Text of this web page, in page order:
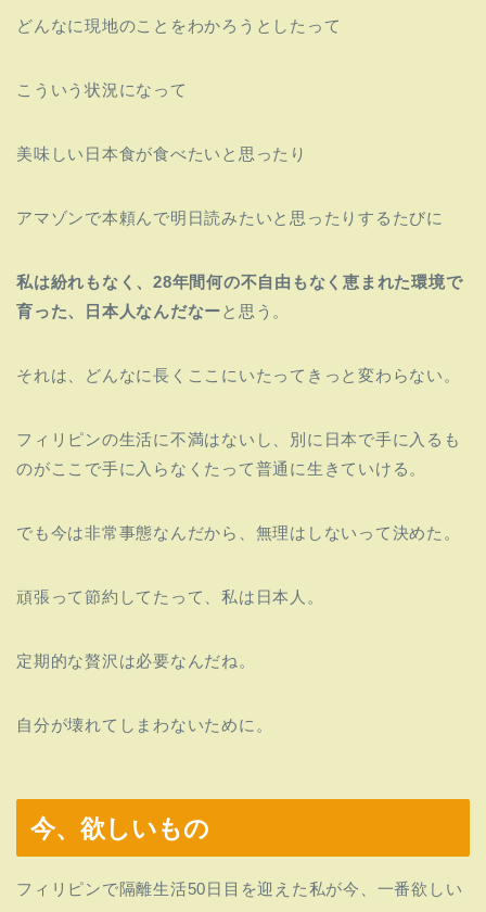
どんなに現地のことをわかろうとしたって
こういう状況になって
美味しい日本食が食べたいと思ったり
アマゾンで本頼んで明日読みたいと思ったりするたびに
私は紛れもなく、28年間何の不自由もなく恵まれた環境で
育った、日本人なんだなーと思う。
それは、どんなに長くここにいたってきっと変わらない。
フィリピンの生活に不満はないし、別に日本で手に入るも
のがここで手に入らなくたって普通に生きていける。
でも今は非常事態なんだから、無理はしないって決めた。
頑張って節約してたって、私は日本人。
定期的な贅沢は必要なんだね。
自分が壊れてしまわないために。
今、欲しいもの
フィリピンで隔離生活50日目を迎えた私が今、一番欲しい